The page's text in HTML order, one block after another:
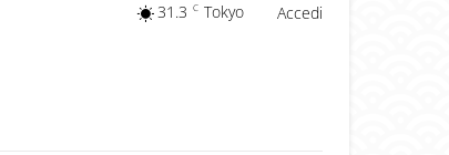
Accedi
31.3 C Tokyo